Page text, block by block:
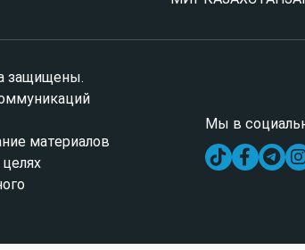
защищены.
материалов
Мы в